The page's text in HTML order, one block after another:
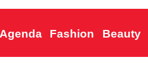
Agenda Fashion Beauty